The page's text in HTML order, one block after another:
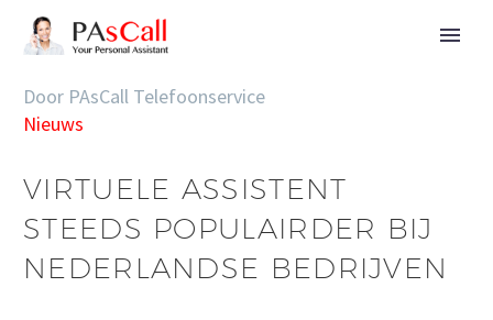
Door PAsCall Telefoonservice
Nieuws
VIRTUELE ASSISTENT
STEEDS POPULAIRDER BIJ
NEDERLANDSE BEDRIJVEN